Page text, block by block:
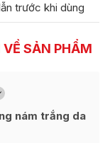
trước khi dùng
SẢN PHẨM
[
nám trắng da